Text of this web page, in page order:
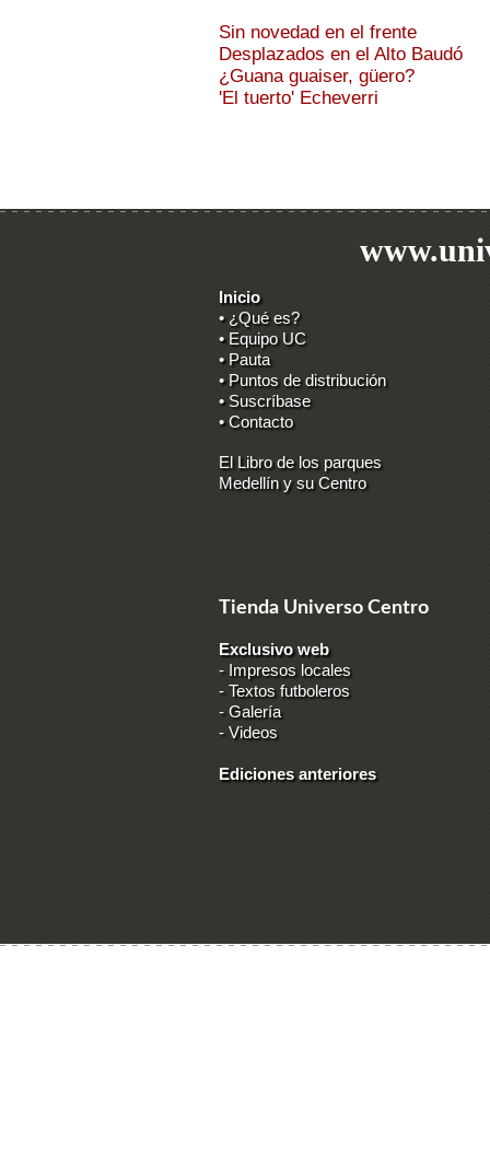
Sin novedad en el frente
Desplazados en el Alto Baudó
¿Guana guaiser, güero?
'El tuerto' Echeverri
Inicio
• ¿Qué es?
• Equipo UC
• Pauta
• Puntos de distribución
• Suscríbase
• Contacto
El Libro de los parques
Medellín y su Centro
Tienda Universo Centro
Exclusivo web
- Impresos locales
- Textos futboleros
-Galería
-Videos
Ediciones anteriores